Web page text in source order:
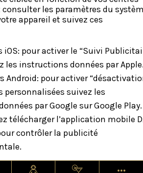
consulter les paramètres du
appareil et suivez ces
iOS: pour activer le “Suivi
les instructions données par
Android: pour activer
personnalisées suivez les
par Google sur Google Play.
télécharger l’application mobile
contrôler la publicité